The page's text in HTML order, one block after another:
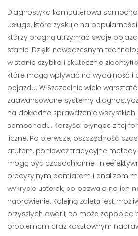
Diagnostyka komputerowa
usługa, która zyskuje na
którzy pragną utrzymać swoje
stanie. Dzięki nowoczesnym
w stanie szybko i skutecznie
które mogą wpływać na wydajność i
pojazdu. W Szczecinie wiele
zaawansowane systemy
na dokładne sprawdzenie wszystkich
samochodu. Korzyści płynące z tej
liczne. Po pierwsze, oszczędność
atutem, ponieważ tradycyjne
mogą być czasochłonne i
precyzyjnym pomiarom i analizom
wykrycie usterek, co pozwala na ich
naprawienie. Kolejną zaletą jest
przyszłych awarii, co może zapobiec
problemom oraz kosztownym